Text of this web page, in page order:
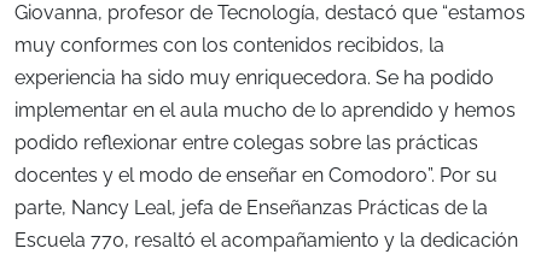
Giovanna, profesor de Tecnología, destacó que “estamos
muy conformes con los contenidos recibidos, la
experiencia ha sido muy enriquecedora. Se ha podido
implementar en el aula mucho de lo aprendido y hemos
podido reflexionar entre colegas sobre las prácticas
docentes y el modo de enseñar en Comodoro”. Por su
parte, Nancy Leal, jefa de Enseñanzas Prácticas de la
Escuela 770, resaltó el acompañamiento y la dedicación